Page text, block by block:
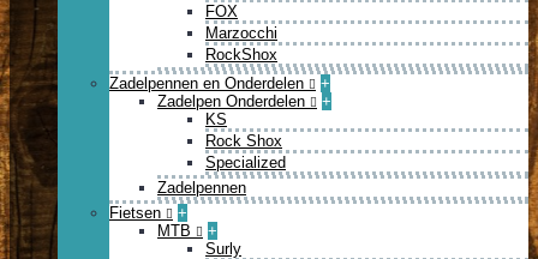
FOX
Marzocchi
RockShox
Zadelpennen en Onderdelen
+
Zadelpen Onderdelen
+
KS
Rock Shox
Specialized
Zadelpennen
Fietsen
+
MTB
+
Surly